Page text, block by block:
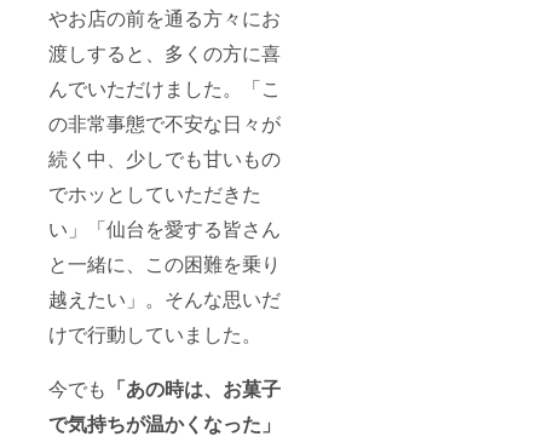
やお店の前を通る方々にお
渡しすると、多くの方に喜
んでいただけました。「こ
の非常事態で不安な日々が
続く中、少しでも甘いもの
でホッとしていただきた
い」「仙台を愛する皆さん
と一緒に、この困難を乗り
越えたい」。そんな思いだ
けで行動していました。
今でも 「あの時は、お菓子
で気持ちが温かくなった」